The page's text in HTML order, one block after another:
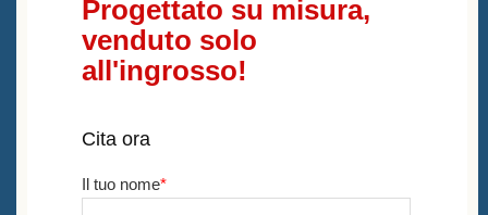
Progettato su misura,
venduto solo
all'ingrosso!
Cita ora
Il tuo nome*